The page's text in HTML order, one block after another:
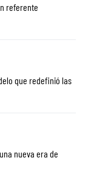
referente
que redefinió las
nueva era de